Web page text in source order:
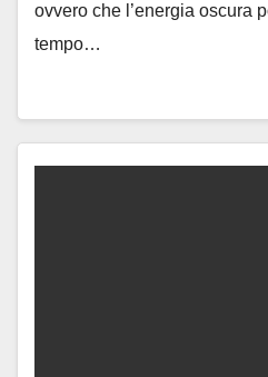
ovvero che l’energia oscura
tempo…